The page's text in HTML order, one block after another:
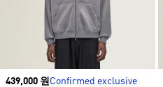
Price
439,000 원Confirmed exclusive